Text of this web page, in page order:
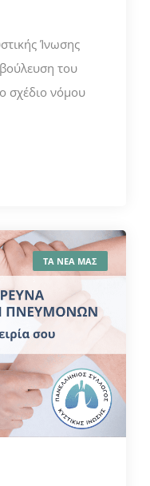
Ίνωσης
του
σχέδιο νόμου
ΤΑ ΝΕΑ ΜΑΣ